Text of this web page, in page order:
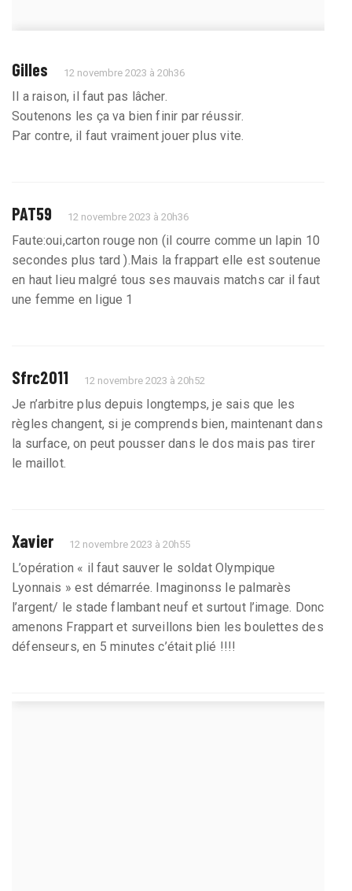
Gilles 12 novembre 2023 à 20h36
Il a raison, il faut pas lâcher.
Soutenons les ça va bien finir par réussir.
Par contre, il faut vraiment jouer plus vite.
PAT59 12 novembre 2023 à 20h36
Faute:oui,carton rouge non (il courre comme un lapin 10
secondes plus tard ).Mais la frappart elle est soutenue
en haut lieu malgré tous ses mauvais matchs car il faut
une femme en ligue 1
Sfrc2011 12 novembre 2023 à 20h52
Je n’arbitre plus depuis longtemps, je sais que les
règles changent, si je comprends bien, maintenant dans
la surface, on peut pousser dans le dos mais pas tirer
le maillot.
Xavier 12 novembre 2023 à 20h55
L’opération « il faut sauver le soldat Olympique
Lyonnais » est démarrée. Imaginonss le palmarès
l’argent/ le stade flambant neuf et surtout l’image. Donc
amenons Frappart et surveillons bien les boulettes des
défenseurs, en 5 minutes c’était plié !!!!